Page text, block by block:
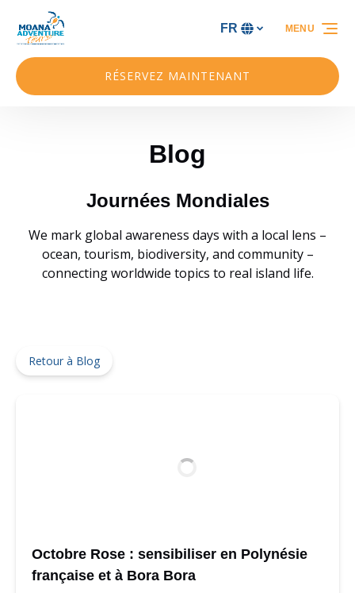
Aller à la navigation principale
Aller au contenu
Aller au pied de page
Sélectionnez
votre
FR
RÉSERVEZ MAINTENANT
MENU
Blog
Journées Mondiales
We mark global awareness days with a local lens –
ocean, tourism, biodiversity, and community –
connecting worldwide topics to real island life.
Retour à Blog
Octobre Rose : sensibiliser en Polynésie
française et à Bora Bora